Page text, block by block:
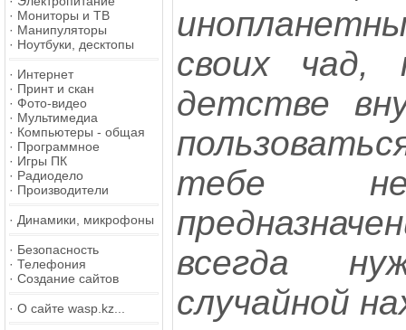
· Мониторы и ТВ
· Манипуляторы
· Ноутбуки, десктопы
· Интернет
· Принт и скан
· Фото-видео
· Мультимедиа
· Компьютеры - общая
· Программное
· Игры ПК
· Радиодело
· Производители
· Динамики, микрофоны
· Безопасность
· Телефония
· Создание сайтов
· О сайте wasp.kz...
своих
детстве
тебе
всегда
случайной